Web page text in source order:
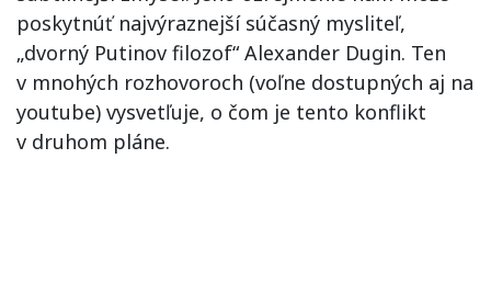
poskytnúť najvýraznejší súčasný mysliteľ,
„dvorný Putinov filozof“ Alexander Dugin. Ten
v mnohých rozhovoroch (voľne dostupných aj na
youtube) vysvetľuje, o čom je tento konflikt
v druhom pláne.